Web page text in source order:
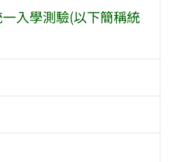
入學測驗(以下簡稱統